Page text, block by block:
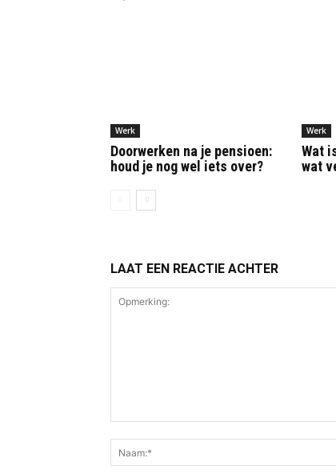
Werk
Doorwerken na je pensioen:
houd je nog wel iets over?
Werk
Wat
wat
LAAT EEN REACTIE ACHTER